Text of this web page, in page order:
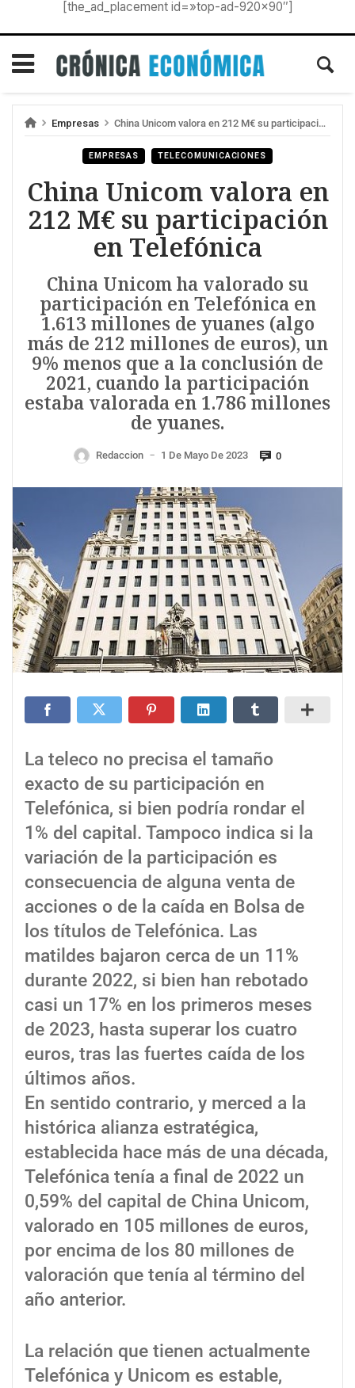
[the_ad_placement id=»top-ad-920×90″]
Empresas China Unicom valora en 212 M€ su participación en Telefónica
EMPRESAS TELECOMUNICACIONES
China Unicom valora en
212 M€ su participación
en Telefónica
China Unicom ha valorado su
participación en Telefónica en
1.613 millones de yuanes (algo
más de 212 millones de euros), un
9% menos que a la conclusión de
2021, cuando la participación
estaba valorada en 1.786 millones
de yuanes.
Redaccion — 1 De Mayo De 2023 0
La teleco no precisa el tamaño
exacto de su participación en
Telefónica, si bien podría rondar el
1% del capital. Tampoco indica si la
variación de la participación es
consecuencia de alguna venta de
acciones o de la caída en Bolsa de
los títulos de Telefónica. Las
matildes bajaron cerca de un 11%
durante 2022, si bien han rebotado
casi un 17% en los primeros meses
de 2023, hasta superar los cuatro
euros, tras las fuertes caída de los
últimos años.
En sentido contrario, y merced a la
histórica alianza estratégica,
establecida hace más de una década,
Telefónica tenía a final de 2022 un
0,59% del capital de China Unicom,
valorado en 105 millones de euros,
por encima de los 80 millones de
valoración que tenía al término del
año anterior.
La relación que tienen actualmente
Telefónica y Unicom es estable,